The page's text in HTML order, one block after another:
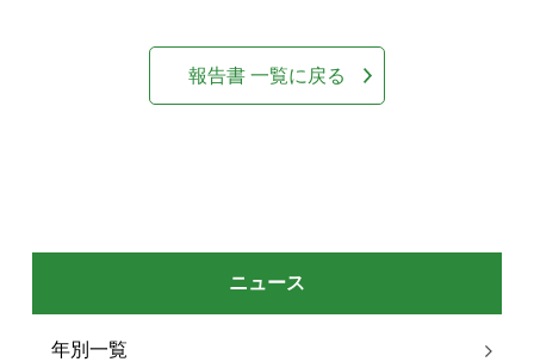
ニュース
年別一覧
報告書 一覧に戻る